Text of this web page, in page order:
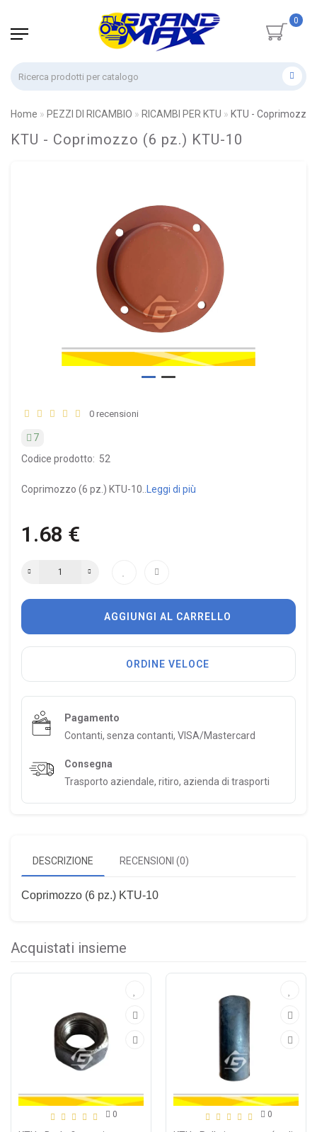
0
Home PEZZI DI RICAMBIO RICAMBI PER KTU KTU - Coprimozzo
KTU - Coprimozzo (6 pz.) KTU-10
0 recensioni
7
Codice prodotto: 52
Coprimozzo (6 pz.) KTU-10.. Leggi di più
1.68 €
AGGIUNGI AL CARRELLO
ORDINE VELOCE
Pagamento
Contanti, senza contanti, VISA/Mastercard
Consegna
Trasporto aziendale, ritiro, azienda di trasporti
DESCRIZIONE RECENSIONI (0)
Coprimozzo (6 pz.) KTU-10
Acquistati insieme
0 0